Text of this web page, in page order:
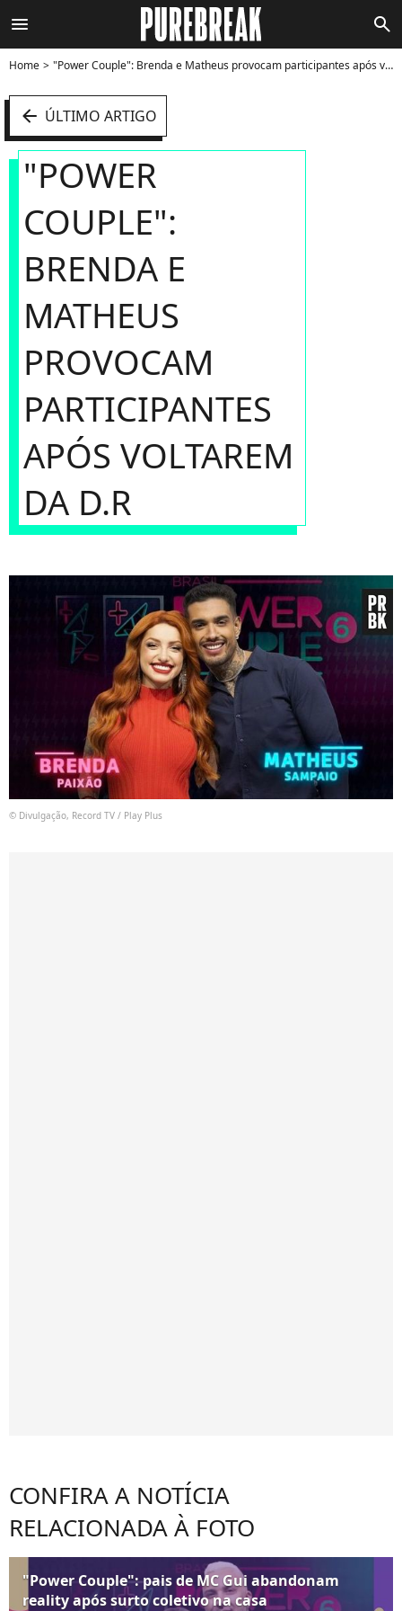
menu search
Home "Power Couple": Brenda e Matheus provocam participantes após voltarem da D.R - Foto
arrow_left ÚLTIMO ARTIGO
"POWER
COUPLE":
BRENDA E
MATHEUS
PROVOCAM
PARTICIPANTES
APÓS VOLTAREM
DA D.R
© Divulgação, Record TV / Play Plus
CONFIRA A NOTÍCIA
RELACIONADA À FOTO
"Power Couple": pais de MC Gui abandonam
reality após surto coletivo na casa